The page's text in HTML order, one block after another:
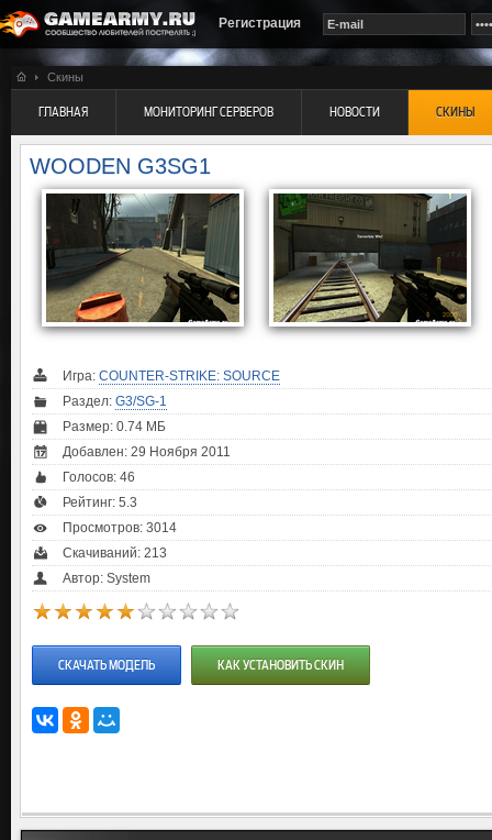
Регистрация
Скины
ГЛАВНАЯ МОНИТОРИНГ СЕРВЕРОВ НОВОСТИ СКИНЫ
WOODEN G3SG1
Игра: COUNTER-STRIKE: SOURCE
Раздел: G3/SG-1
Размер: 0.74 МБ
Добавлен: 29 Ноября 2011
Голосов: 46
Рейтинг: 5.3
Просмотров: 3014
Скачиваний: 213
Автор: System
СКАЧАТЬ МОДЕЛЬ КАК УСТАНОВИТЬ СКИН